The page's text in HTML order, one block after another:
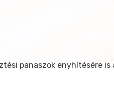
panaszok enyhítésére